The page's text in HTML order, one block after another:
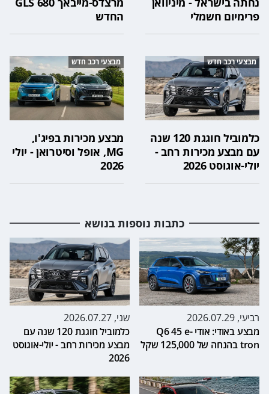
פרימיום חשמלי
החדש
מבצעי רכב חדש
כלמוביל חוגגת 120 שנה
עם מבצע מכירות רחב -
יולי-אוגוסט 2026
מבצעי רכב חדש
מבצע מכירות בפיג'ו,
MG, אופל וסיטרואן - יולי
2026
כתבות נוספות בנושא
רביעי, 2026.07.29
מבצע באודי: אודי Q6 45 e-
tron בהנחה של 125,000 שקל
שני, 2026.07.27
כלמוביל חוגגת 120 שנה עם
מבצע מכירות רחב - יולי-אוגוסט
2026